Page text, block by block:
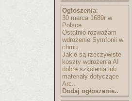
Ogłoszenia:
30 marca 1689r w
Polsce
Ostatnio rozważam
wdrożenie Symfonii w
chmu..
Jakie są rzeczywiste
koszty wdrożenia AI
dobre szkolenia lub
materiały dotyczące
Arc..
Dodaj ogłoszenie..